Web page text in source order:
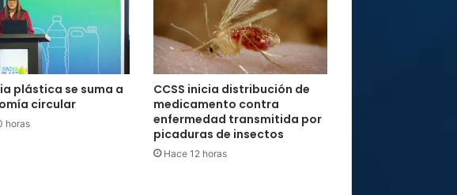
plástica se suma a
circular
horas
CCSS inicia distribución de
medicamento contra
enfermedad transmitida por
picaduras de insectos
Hace 12 horas